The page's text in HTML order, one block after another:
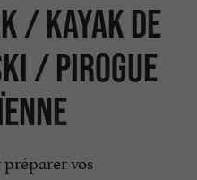
/ Kayak de
/ Pirogue
vos